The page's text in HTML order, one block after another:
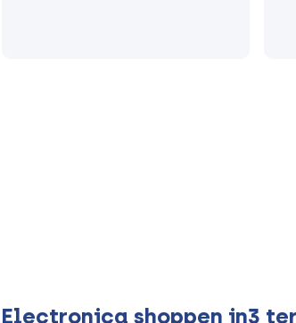
Electronica shoppen in3